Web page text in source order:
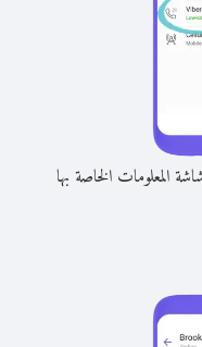
المعلومات الخاصة بها